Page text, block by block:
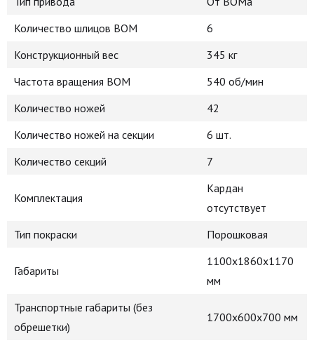
Количество шлицов ВОМ
6
Конструкционный вес
345 кг
Частота вращения ВОМ
540 об/мин
Количество ножей
42
Количество ножей на секции
6 шт.
Количество секций
7
Комплектация
Кардан
отсутствует
Тип покраски
Порошковая
Габариты
1100х1860х1170
мм
Транспортные габариты (без
обрешетки)
1700х600х700 мм